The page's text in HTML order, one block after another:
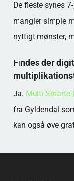
De fleste synes
mangler simple
nyttigt mønster,
Findes der
Ja. Multi Smarte
fra Gyldendal
kan også øve